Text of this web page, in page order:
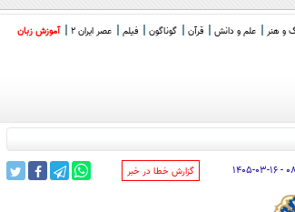
و هنر علم و دانش قرآن گوناگون فیلم عصر ایران 2 آموزش زبان
۱۴۰۵ ‌گزارش خطا در خبر